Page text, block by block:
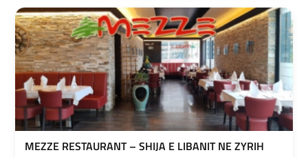
MEZZE RESTAURANT – SHIJA E LIBANIT NE ZYRIH